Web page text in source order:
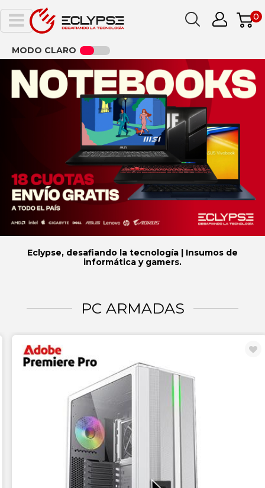
0
MODO CLARO
Eclypse, desafiando la tecnología | Insumos de
informática y gamers.
PC ARMADAS